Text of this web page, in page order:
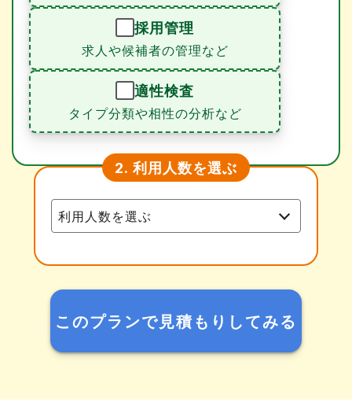
採用管理
求人や候補者の管理など
適性検査
タイプ分類や相性の分析など
2. 利用人数を選ぶ
このプランで見積もりしてみる